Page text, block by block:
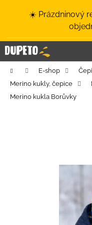
☀️ Prázdninový
Domů E-shop
Merino kukly, čepice
Merino kukla Borůvky
í
k C
o
p
o